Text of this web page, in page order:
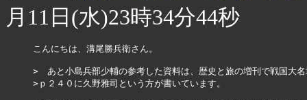
月11日(水)23時34分44秒
こんにちは、溝尾勝兵衛さん。
>　あと小島兵部少輔の参考した資料は、歴史と旅の増刊で戦国大
>ｐ２４０に久野雅司という方が書いています。